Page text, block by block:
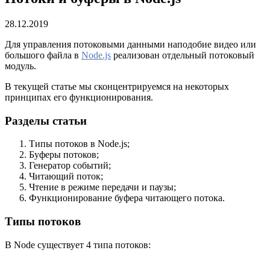
28.12.2019
Для управления потоковыми данными наподобие видео или
большого файла в Node.js реализован отдельный потоковый
модуль.
В текущей статье мы сконцентрируемся на некоторых
принципах его функционирования.
Разделы статьи
Типы потоков в Node.js;
Буферы потоков;
Генератор событий;
Читающий поток;
Чтение в режиме передачи и паузы;
Функционирование буфера читающего потока.
Типы потоков
В Node существует 4 типа потоков: